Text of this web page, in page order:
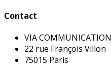
Contact
VIA COMMUNICATION
22 rue François Villon
75015 Paris